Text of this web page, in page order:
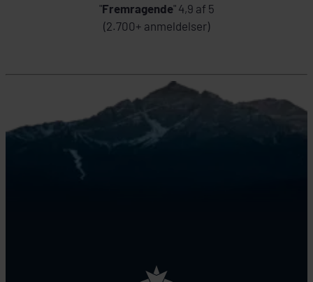
"Fremragende" 4,9 af 5
(2.700+ anmeldelser)